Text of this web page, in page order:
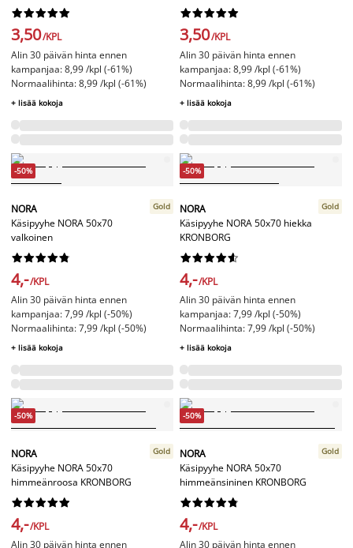






3,50/KPL
Alin 30 päivän hinta ennen
kampanjaa: 8,99 /kpl (-61%)
Normaalihinta: 8,99 /kpl (-61%)
+ lisää kokoja






3,50/KPL
Alin 30 päivän hinta ennen
kampanjaa: 8,99 /kpl (-61%)
Normaalihinta: 8,99 /kpl (-61%)
+ lisää kokoja
-50%
NORA
Käsipyyhe NORA 50x70
valkoinen
Gold






4,-/KPL
Alin 30 päivän hinta ennen
kampanjaa: 7,99 /kpl (-50%)
Normaalihinta: 7,99 /kpl (-50%)
+ lisää kokoja
-50%
NORA
Käsipyyhe NORA 50x70 hiekka
KRONBORG
Gold






4,-/KPL
Alin 30 päivän hinta ennen
kampanjaa: 7,99 /kpl (-50%)
Normaalihinta: 7,99 /kpl (-50%)
+ lisää kokoja
-50%
NORA
Käsipyyhe NORA 50x70
himmeänroosa KRONBORG
Gold






4,-/KPL
Alin 30 päivän hinta ennen
-50%
NORA
Käsipyyhe NORA 50x70
himmeänsininen KRONBORG
Gold






4,-/KPL
Alin 30 päivän hinta ennen